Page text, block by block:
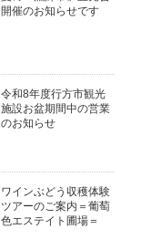
開催のお知らせです
令和8年度行方市観光
施設お盆期間中の営業
のお知らせ
ワインぶどう収穫体験
ツアーのご案内＝葡萄
色エステイト圃場＝